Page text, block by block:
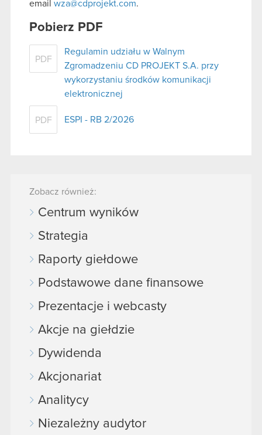
email wza@cdprojekt.com.
Pobierz PDF
PDF
Regulamin udziału w Walnym
Zgromadzeniu CD PROJEKT S.A. przy
wykorzystaniu środków komunikacji
elektronicznej
PDF ESPI - RB 2/2026
Zobacz również:
Centrum wyników
Strategia
Raporty giełdowe
Podstawowe dane finansowe
Prezentacje i webcasty
Akcje na giełdzie
Dywidenda
Akcjonariat
Analitycy
Niezależny audytor